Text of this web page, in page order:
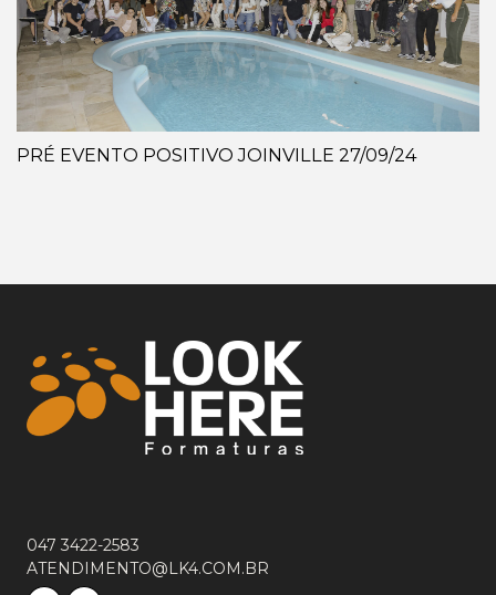
PRÉ EVENTO POSITIVO JOINVILLE 27/09/24
047 3422-2583
ATENDIMENTO@LK4.COM.BR